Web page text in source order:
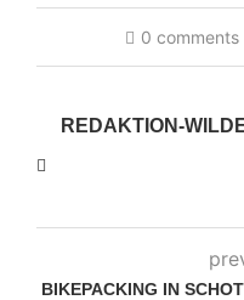
0 comments
REDAKTION-
BIKEPACKING IN